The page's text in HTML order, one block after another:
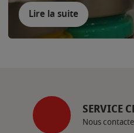
Lire la suite
SERVICE
Nous